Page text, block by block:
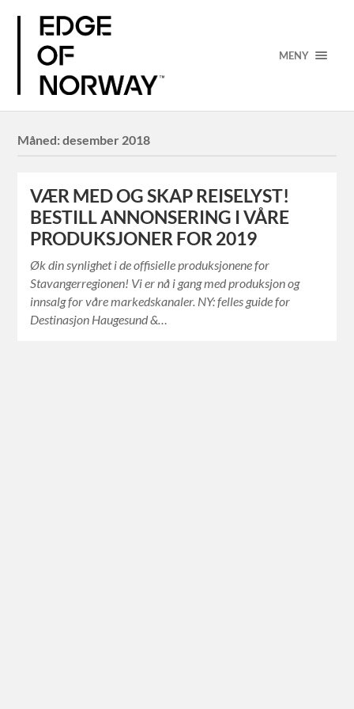
MENY
Måned:desember 2018
VÆR MED OG SKAP REISELYST!
BESTILL ANNONSERING I VÅRE
PRODUKSJONER FOR 2019
Øk din synlighet i de offisielle produksjonene for
Stavangerregionen! Vi er nå i gang med produksjon og
innsalg for våre markedskanaler. NY: felles guide for
Destinasjon Haugesund &…